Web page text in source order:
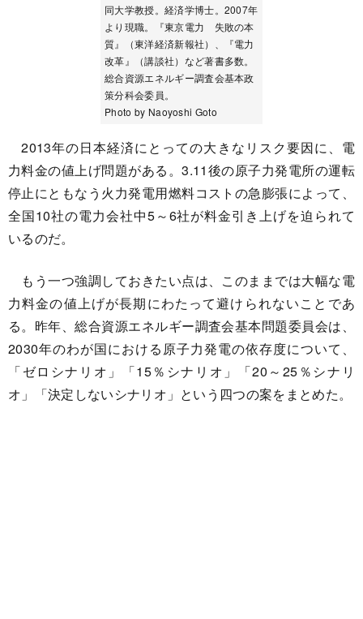
同大学教授。経済学博士。2007年
より現職。『東京電力 失敗の本
質』（東洋経済新報社）、『電力
改革』（講談社）など著書多数。
総合資源エネルギー調査会基本政
策分科会委員。
Photo by Naoyoshi Goto
2013年の日本経済にとっての大きなリスク要因に、電
力料金の値上げ問題がある。3.11後の原子力発電所の運転
停止にともなう火力発電用燃料コストの急膨張によって、
全国10社の電力会社中5～6社が料金引き上げを迫られて
いるのだ。
もう一つ強調しておきたい点は、このままでは大幅な電
力料金の値上げが長期にわたって避けられないことであ
る。昨年、総合資源エネルギー調査会基本問題委員会は、
2030年のわが国における原子力発電の依存度について、
「ゼロシナリオ」「15％シナリオ」「20～25％シナリ
オ」「決定しないシナリオ」という四つの案をまとめた。